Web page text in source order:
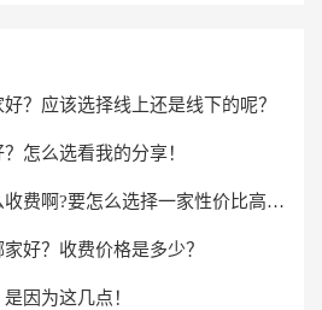
？应该选择线上还是线下的呢？
怎么选看我的分享！
雅思一对一一般怎么收费啊?要怎么选择一家性价比高的雅思一对一培训机构?
好？收费价格是多少？
因为这几点！